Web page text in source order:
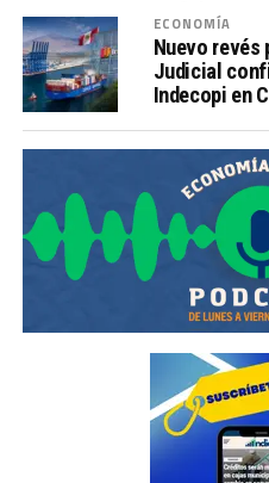
ECONOMÍA
Nuevo revés
Judicial
Indecopi en